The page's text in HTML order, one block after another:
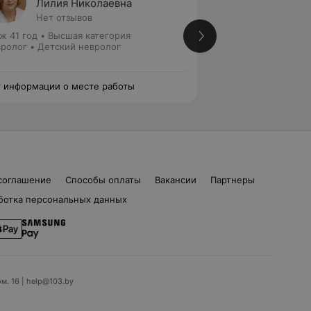
Лилия Николаевна
Нет отзывов
41 год • Высшая категория
• Детский невролог
информации о месте работы
Способы оплаты Вакансии
Партнеры
персональных данных
16 | help@103.by